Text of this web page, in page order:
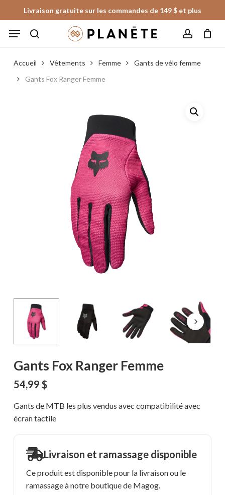
to
main
Livraison gratuite sur les commandes de 149 $ et plus
Menu
Fermer
le
panier
Accueil Vêtements Femme
Gants de vélo femme
Gants Fox Ranger Femme
Gants Fox Ranger Femme
54,99 $
Gants de MTB les plus vendus avec compatibilité avec
écran tactile
Livraison et ramassage disponible
Ce produit est disponible pour la livraison ou le
ramassage à notre boutique de Magog.